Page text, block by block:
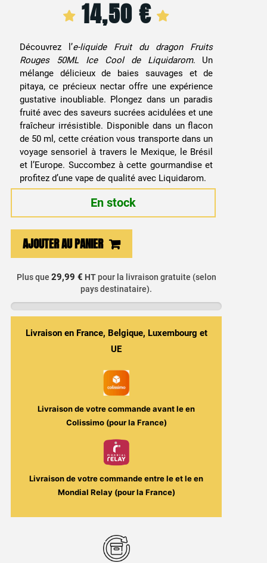
14,50 €
Découvrez l’e-liquide Fruit du dragon Fruits
Rouges 50ML Ice Cool de Liquidarom. Un
mélange délicieux de baies sauvages et de
pitaya, ce précieux nectar offre une expérience
gustative inoubliable. Plongez dans un paradis
fruité avec des saveurs sucrées acidulées et une
fraîcheur irrésistible. Disponible dans un flacon
de 50 ml, cette création vous transporte dans un
voyage sensoriel à travers le Mexique, le Brésil
et l’Europe. Succombez à cette gourmandise et
profitez d’une vape de qualité avec Liquidarom.
En stock
quantité
liquide
du
AJOUTER AU PANIER
Plus que 29,99 € HTpour la livraison gratuite (selon
pays destinataire).
Livraison en France, Belgique, Luxembourg et
UE
Livraison de votre commande avant leen
Colissimo (pour la France)
Livraison de votre commande entre leet leen
Mondial Relay (pour la France)